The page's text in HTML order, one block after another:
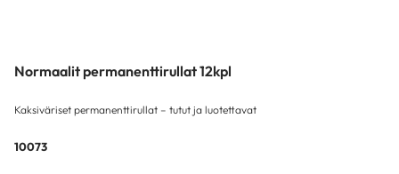
Normaalit permanenttirullat 12kpl
Kaksiväriset permanenttirullat – tutut ja luotettavat
10073